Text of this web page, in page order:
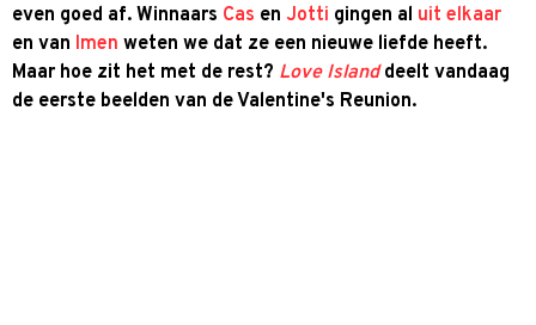
even goed af. Winnaars Cas en Jotti gingen al uit elkaar
en van Imen weten we dat ze een nieuwe liefde heeft.
Maar hoe zit het met de rest? Love Islanddeelt vandaag
de eerste beelden van de Valentine's Reunion.